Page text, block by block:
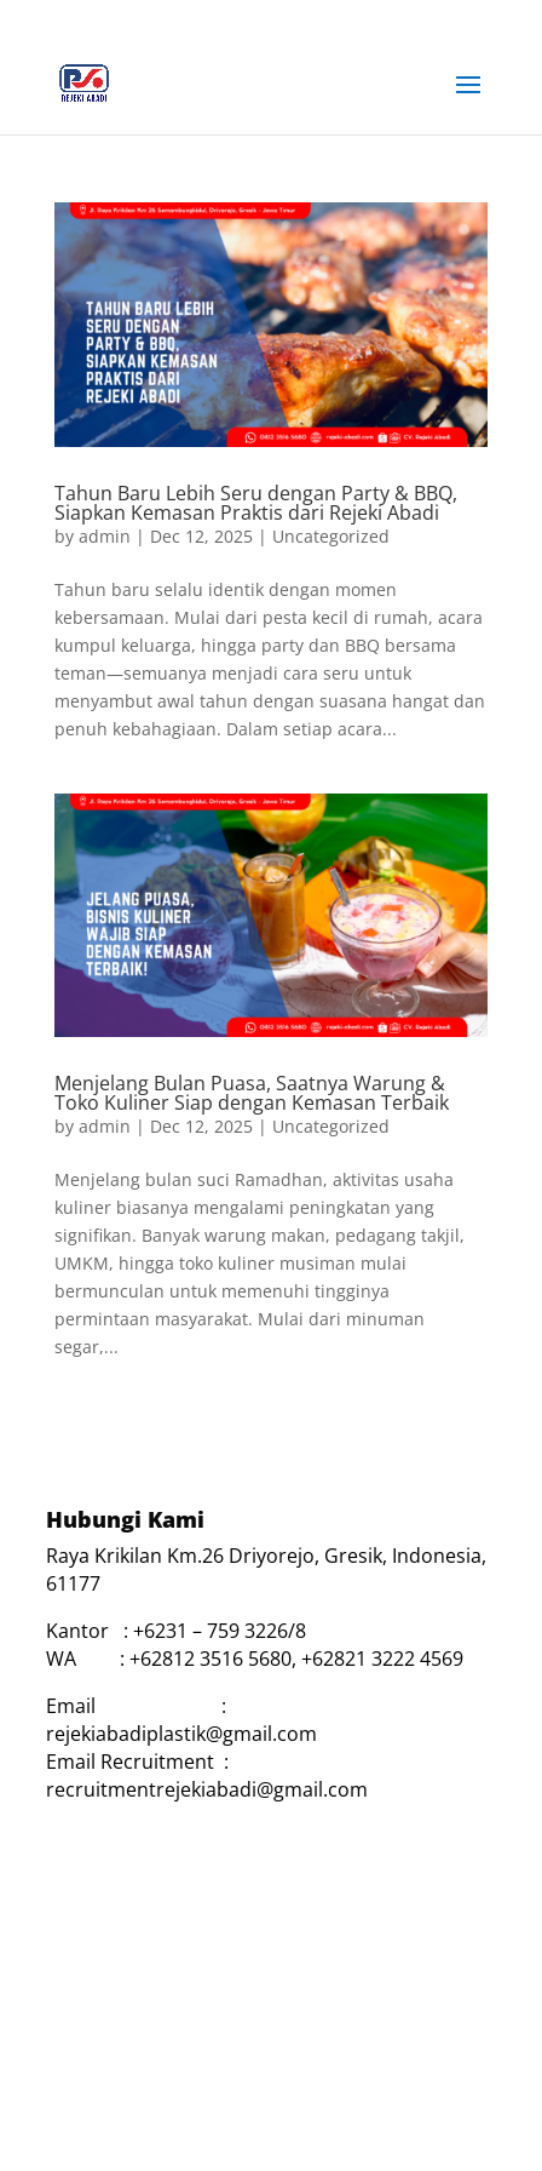
Tahun Baru Lebih Seru dengan Party & BBQ,
Siapkan Kemasan Praktis dari Rejeki Abadi
by admin | Dec 12, 2025| Uncategorized
Tahun baru selalu identik dengan momen
kebersamaan. Mulai dari pesta kecil di rumah, acara
kumpul keluarga, hingga party dan BBQ bersama
teman—semuanya menjadi cara seru untuk
menyambut awal tahun dengan suasana hangat dan
penuh kebahagiaan. Dalam setiap acara...
Menjelang Bulan Puasa, Saatnya Warung &
Toko Kuliner Siap dengan Kemasan Terbaik
by admin | Dec 12, 2025| Uncategorized
Menjelang bulan suci Ramadhan, aktivitas usaha
kuliner biasanya mengalami peningkatan yang
signifikan. Banyak warung makan, pedagang takjil,
UMKM, hingga toko kuliner musiman mulai
bermunculan untuk memenuhi tingginya
permintaan masyarakat. Mulai dari minuman
segar,...
Hubungi Kami
Raya Krikilan Km.26 Driyorejo, Gresik, Indonesia,
61177
Kantor : +6231 – 759 3226/8
WA : +62812 3516 5680, +62821 3222 4569
Email :
rejekiabadiplastik@gmail.com
Email Recruitment :
recruitmentrejekiabadi@gmail.com